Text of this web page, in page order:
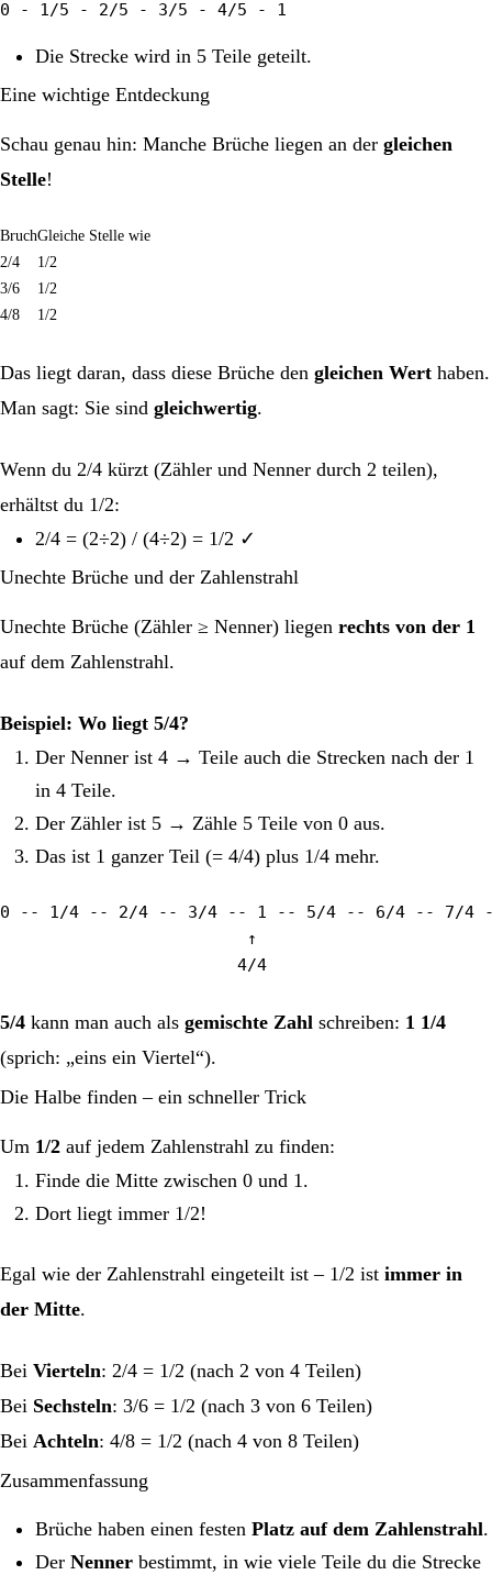
0 - 1/5 - 2/5 - 3/5 - 4/5 - 1
Die Strecke wird in 5 Teile geteilt.
Eine wichtige Entdeckung
Schau genau hin: Manche Brüche liegen an der gleichen
Stelle!
BruchGleiche Stelle wie
2/4
1/2
3/6
1/2
4/8
1/2
Das liegt daran, dass diese Brüche den gleichen Wert haben.
Man sagt: Sie sind gleichwertig.
Wenn du 2/4 kürzt (Zähler und Nenner durch 2 teilen),
erhältst du 1/2:
2/4 = (2÷2) / (4÷2) = 1/2 ✓
Unechte Brüche und der Zahlenstrahl
Unechte Brüche (Zähler ≥ Nenner) liegen rechts von der 1
auf dem Zahlenstrahl.
Beispiel: Wo liegt 5/4?
Der Nenner ist 4 → Teile auch die Strecken nach der 1
in 4 Teile.
Der Zähler ist 5 → Zähle 5 Teile von 0 aus.
Das ist 1 ganzer Teil (= 4/4) plus 1/4 mehr.
0 -- 1/4 -- 2/4 -- 3/4 -- 1 -- 5/4 -- 6/4 -- 7/4
                         ↑
                        4/4
5/4 kann man auch als gemischte Zahl schreiben: 1 1/4
(sprich: „eins ein Viertel“).
Die Halbe finden – ein schneller Trick
Um 1/2 auf jedem Zahlenstrahl zu finden:
Finde die Mitte zwischen 0 und 1.
Dort liegt immer 1/2!
Egal wie der Zahlenstrahl eingeteilt ist – 1/2 ist immer in
der Mitte.
Bei Vierteln: 2/4 = 1/2 (nach 2 von 4 Teilen)
Bei Sechsteln: 3/6 = 1/2 (nach 3 von 6 Teilen)
Bei Achteln: 4/8 = 1/2 (nach 4 von 8 Teilen)
Zusammenfassung
Brüche haben einen festen Platz auf dem Zahlenstrahl.
Der Nenner bestimmt, in wie viele Teile du die Strecke